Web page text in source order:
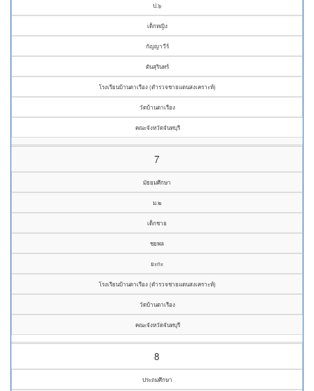
ป.๖
เด็กหญิง
กัญญาวีร์
ตันสุรินทร์
โรงเรียนบ้านตาเรือง (ตำรวจชายแดนสงเคราะห์)
วัดบ้านตาเรือง
คณะจังหวัดจันทบุรี
7
มัธยมศึกษา
ม.๒
เด็กชาย
ชยพล
ยะกะ
โรงเรียนบ้านตาเรือง (ตำรวจชายแดนสงเคราะห์)
วัดบ้านตาเรือง
คณะจังหวัดจันทบุรี
8
ประถมศึกษา